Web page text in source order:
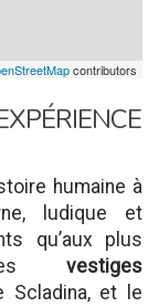
contributors
humaine à
ludique et
qu’aux plus
les vestiges
Scladina, et le